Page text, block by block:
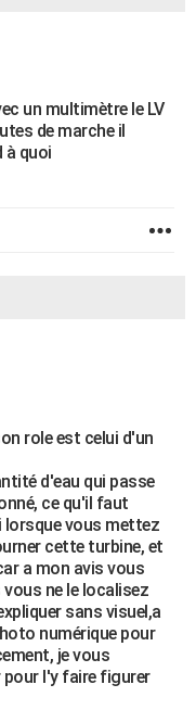
un multimètre le LV
de marche il
à quoi
role est celui d'un
d'eau qui passe
ce qu'il faut
lorsque vous mettez
cette turbine, et
a mon avis vous
vous ne le localisez
sans visuel,a
numérique pour
je vous
pour l'y faire figurer